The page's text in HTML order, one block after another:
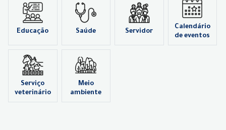
Educação Saúde Servidor
Calendário
de eventos
Serviço
veterinário
Meio
ambiente